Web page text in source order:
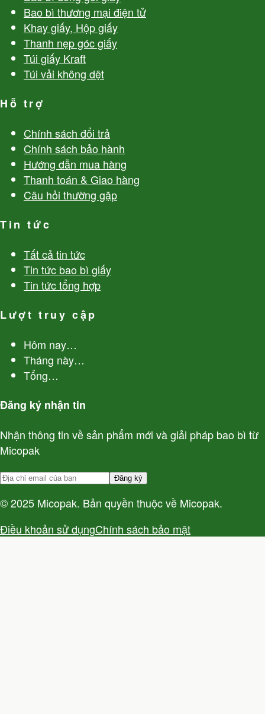
Bao bì thương mại điện tử
Khay giấy, Hộp giấy
Thanh nẹp góc giấy
Túi giấy Kraft
Túi vải không dệt
Hỗ trợ
Chính sách đổi trả
Chính sách bảo hành
Hướng dẫn mua hàng
Thanh toán & Giao hàng
Câu hỏi thường gặp
Tin tức
Tất cả tin tức
Tin tức bao bì giấy
Tin tức tổng hợp
Lượt truy cập
Hôm nay…
Tháng này…
Tổng…
Đăng ký nhận tin
Nhận thông tin về sản phẩm mới và giải pháp bao bì từ
Micopak
Đăng ký
© 2025 Micopak. Bản quyền thuộc về Micopak.
Điều khoản sử dụngChính sách bảo mật